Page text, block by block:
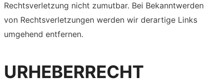
Rechtsverletzung nicht zumutbar. Bei Bekanntwerden
von Rechtsverletzungen werden wir derartige Links
umgehend entfernen.
URHEBERRECHT